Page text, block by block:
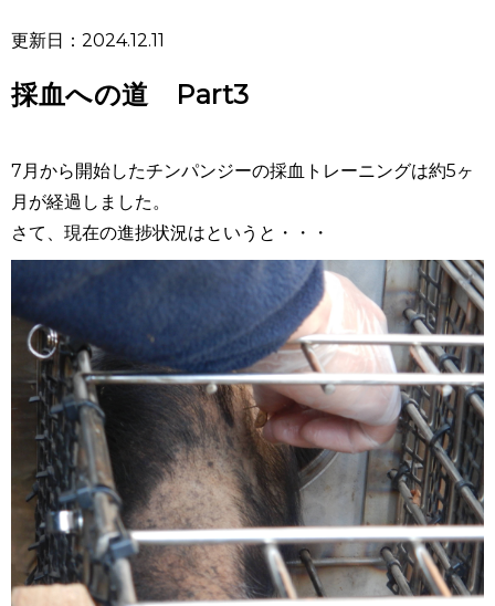
更新日：2024.12.11
採血への道 Part3
7月から開始したチンパンジーの採血トレーニングは約5ヶ
月が経過しました。
さて、現在の進捗状況はというと・・・